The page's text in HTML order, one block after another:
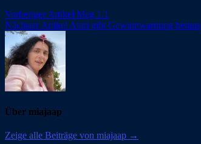
Beitragsnavigation
Vorheriger Artikel Meg 1.1
Nächster Artikel Atari gibt Gewinnwarnung heraus
Über miajaap
Zeige alle Beiträge von miajaap →